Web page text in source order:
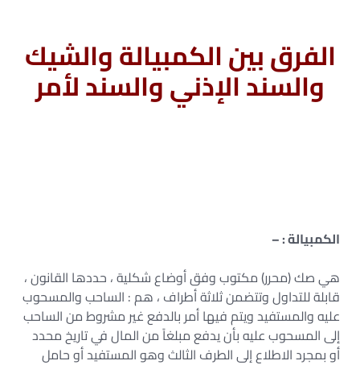
الفرق بين الكمبيالة والشيك
والسند الإذني والسند لأمر
الكمبيالة : –
هي صك (محرر) مكتوب وفق أوضاع شكلية ، حددها القانون ،
قابلة للتداول وتتضمن ثلاثة أطراف ، هم : الساحب والمسحوب
عليه والمستفيد ويتم فيها أمر بالدفع غير مشروط من الساحب
إلى المسحوب عليه بأن يدفع مبلغاً من المال في تاريخ محدد
أو بمجرد الاطلاع إلى الطرف الثالث وهو المستفيد أو حامل